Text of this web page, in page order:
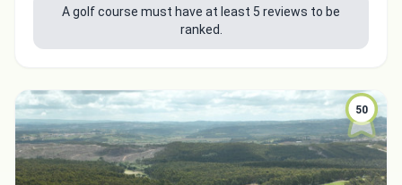
A golf course must have at least 5 reviews to be
ranked.
50